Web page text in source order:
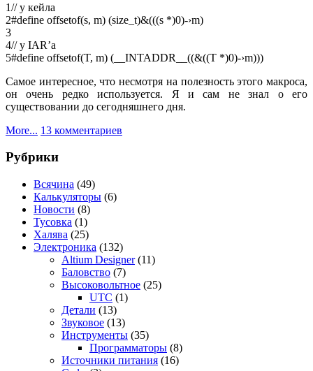
1// у кейла
2#define offsetof(s, m) (size_t)&(((s *)0)-›m)
3
4// у IAR’а
5#define offsetof(T, m) (__INTADDR__((&((T *)0)-›m)))
Самое интересное, что несмотря на полезность этого макроса,
он очень редко используется. Я и сам не знал о его
существовании до сегодняшнего дня.
More... 13 комментариев
Рубрики
Всячина (49)
Калькуляторы (6)
Новости (8)
Тусовка (1)
Халява (25)
Электроника (132)
Altium Designer(11)
Баловство (7)
Высоковольтное (25)
UTC (1)
Детали (13)
Звуковое (13)
Инструменты (35)
Программаторы (8)
Источники питания (16)